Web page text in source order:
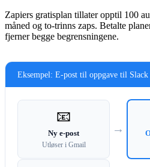
Zapiers gratisplan tillater opptil 100
måned og to-trinns zaps. Betalte
fjerner begge begrensningene.
Eksempel: E-post til oppgave til
📧
Ny e-post
Utløser i Gmail
→